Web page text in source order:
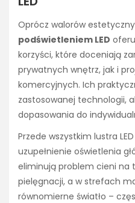
Oprócz walorów
podświetleniem LED
korzyści, które doceniają
prywatnych wnętrz, jak i
komercyjnych. Ich
zastosowanej technologii,
dopasowania do
Przede wszystkim lustra
uzupełnienie oświetlenia
eliminują problem cieni na
pielęgnacji, a w strefach
równomierne światło –